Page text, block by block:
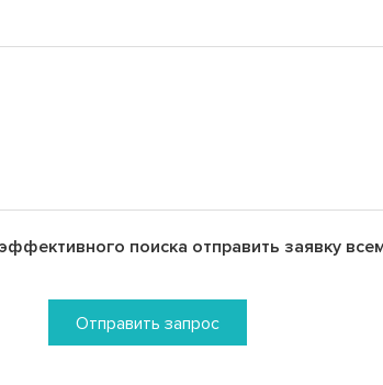
поиска отправить заявку
Отправить запрос